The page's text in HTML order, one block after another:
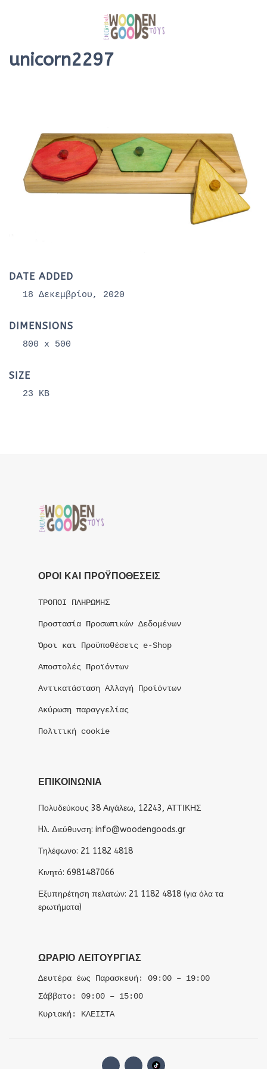
unicorn2297
DATE ADDED
18 Δεκεμβρίου, 2020
DIMENSIONS
800 x 500
SIZE
23 KB
ΟΡΟΙ ΚΑΙ ΠΡΟΫΠΟΘΕΣΕΙΣ
ΤΡΟΠΟΙ ΠΛΗΡΩΜΗΣ
Προστασία Προσωπικών Δεδομένων
Όροι και Προϋποθέσεις e-Shop
Αποστολές Προϊόντων
Αντικατάσταση Αλλαγή Προϊόντων
Ακύρωση παραγγελίας
Πολιτική cookie
ΕΠΙΚΟΙΝΩΝΙΑ
Πολυδεύκους 38 Αιγάλεω, 12243, ΑΤΤΙΚΗΣ
Hλ. Διεύθυνση: info@woodengoods.gr
Τηλέφωνο: 21 1182 4818
Κινητό: 6981487066
Εξυπηρέτηση πελατών: 21 1182 4818 (για όλα τα
ερωτήματα)
ΩΡΆΡΙΟ ΛΕΙΤΟΥΡΓΊΑΣ
Δευτέρα έως Παρασκευή: 09:00 – 19:00
Σάββατο: 09:00 – 15:00
Κυριακή: ΚΛΕΙΣΤΑ